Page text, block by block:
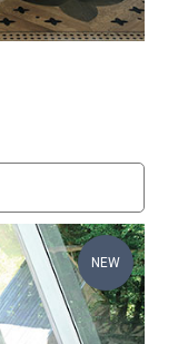
NEW